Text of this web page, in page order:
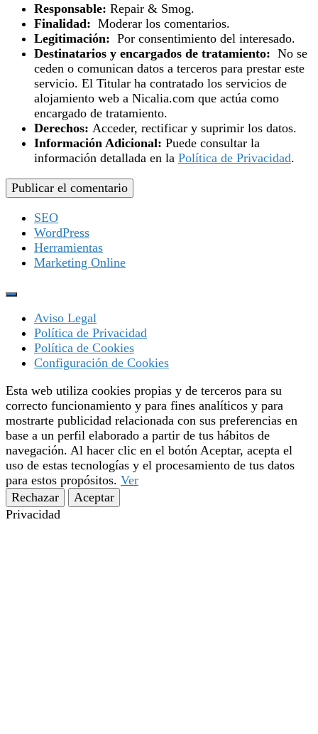
Responsable: Repair & Smog.
Finalidad: Moderar los comentarios.
Legitimación: Por consentimiento del interesado.
Destinatarios y encargados de tratamiento: No se
ceden o comunican datos a terceros para prestar este
servicio. El Titular ha contratado los servicios de
alojamiento web a Nicalia.com que actúa como
encargado de tratamiento.
Derechos: Acceder, rectificar y suprimir los datos.
Información Adicional: Puede consultar la
información detallada en la Política de Privacidad.
SEO
WordPress
Herramientas
Marketing Online
Aviso Legal
Política de Privacidad
Política de Cookies
Configuración de Cookies
Esta web utiliza cookies propias y de terceros para su
correcto funcionamiento y para fines analíticos y para
mostrarte publicidad relacionada con sus preferencias en
base a un perfil elaborado a partir de tus hábitos de
navegación. Al hacer clic en el botón Aceptar, acepta el
uso de estas tecnologías y el procesamiento de tus datos
para estos propósitos. Ver
Rechazar
Aceptar
Privacidad